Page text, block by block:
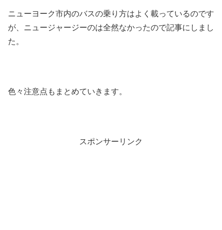
ニューヨーク市内のバスの乗り方はよく載っているのです
が、ニュージャージーのは全然なかったので記事にしまし
た。
色々注意点もまとめていきます。
スポンサーリンク